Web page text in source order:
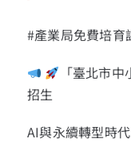
關於我們
#產業局免費培育
「臺北市
招生
AI與永續轉型時